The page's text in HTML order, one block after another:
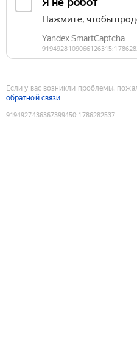
Если у вас возникли проблемы,
обратной связи
9194927436367399450:1786282537